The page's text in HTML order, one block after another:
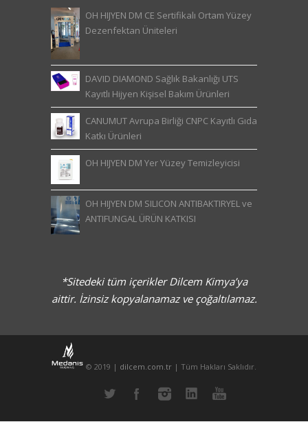
OH HIJYEN DM CE Sertifikalı Ortam Yüzey
Dezenfektan Üniteleri
DAVID DIAMOND Sağlık Bakanlığı UTS
Kayıtlı Hijyen Kişisel Bakım Ürünleri
CANUMUT Avrupa Birliği CNPC Kayıtlı Gıda
Katkı Ürünleri
OH HIJYEN DM Yer Yüzey Temizleyicisi
OH HIJYEN DM SILICON ANTIBAKTIRYEL ve
ANTIFUNGAL ÜRÜN KATKISI
*Sitedeki tüm içerikler Dilcem Kimya’ya
aittir. İzinsiz kopyalanamaz ve çoğaltılamaz.
© 2019 | dilcem.com.tr| Tüm Hakları Saklıdır.